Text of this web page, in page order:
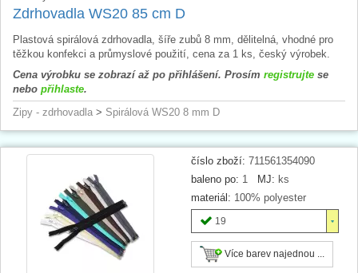
Zdrhovadla WS20 85 cm D
Plastová spirálová zdrhovadla, šíře zubů 8 mm, dělitelná, vhodné pro
těžkou konfekci a průmyslové použití, cena za 1 ks, český výrobek.
Cena výrobku se zobrazí až po přihlášení. Prosím registrujte se
nebo přihlaste.
Zipy - zdrhovadla > Spirálová WS20 8 mm D
číslo zboží: 711561354090
baleno po: 1 MJ: ks
materiál: 100% polyester
19
Více barev najednou ...